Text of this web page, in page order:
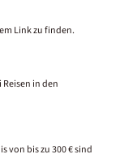
Link zu finden.
in den
von bis zu 300 € sind